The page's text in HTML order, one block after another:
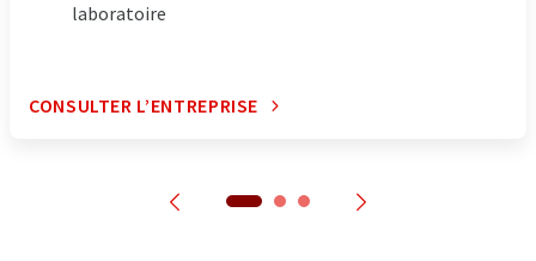
laboratoire
CONSULTER L’ENTREPRISE